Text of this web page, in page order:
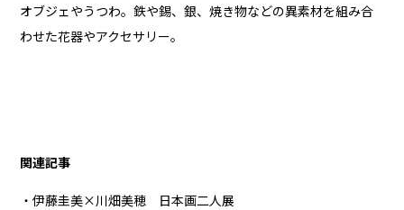
オブジェやうつわ。鉄や錫、銀、焼き物などの異素材を組み合
わせた花器やアクセサリー。
関連記事
・伊藤圭美×川畑美穂 日本画二人展